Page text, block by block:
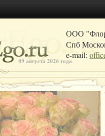
09 августа 2026 года
ООО
Спб
e-mail: